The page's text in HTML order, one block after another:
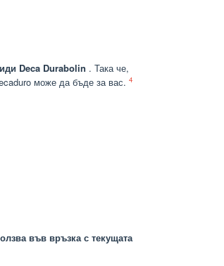
Deca Durabolin . Така че,
може да бъде за вас. 4
във връзка с текущата